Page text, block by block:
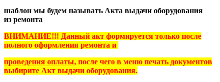
шаблон мы будем называть Акта выдачи оборудования
из ремонта
ВНИМАНИЕ!!! Данный акт формируется только после
полного оформления ремонта и
проведения оплаты, после чего в меню печать документов
выбирите Акт выдачи оборудования.